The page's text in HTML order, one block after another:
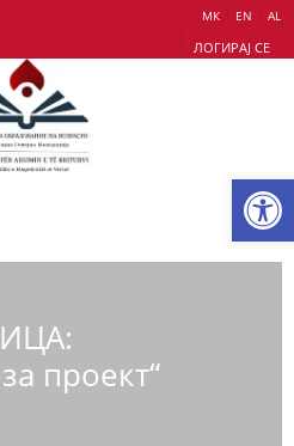
МК EN AL
ЛОГИРАЈ СЕ
проект“